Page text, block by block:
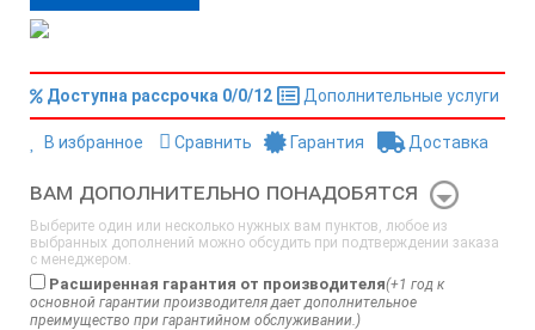
Доступна рассрочка 0/0/12 Дополнительные услуги
В избранное Сравнить Гарантия Доставка
Вам дополнительно понадобятся
Выберите один или несколько нужных вам пунктов, любое из
выбранных дополнений можно обсудить при подтверждении заказа
с менеджером.
Расширенная гарантия от производителя(+1 год к
основной гарантии производителя дает дополнительное
преимущество при гарантийном обслуживании.)